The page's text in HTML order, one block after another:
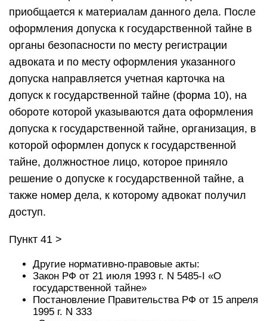
приобщается к материалам данного дела. После
оформления допуска к государственной тайне в
органы безопасности по месту регистрации
адвоката и по месту оформления указанного
допуска направляется учетная карточка на
допуск к государственной тайне (форма 10), на
обороте которой указываются дата оформления
допуска к государственной тайне, организация, в
которой оформлен допуск к государственной
тайне, должностное лицо, которое приняло
решение о допуске к государственной тайне, а
также номер дела, к которому адвокат получил
доступ.
Пункт 41 >
Другие нормативно-правовые акты:
Закон РФ от 21 июля 1993 г. N 5485-I «О
государственной тайне»
Постановление Правительства РФ от 15 апреля
1995 г. N 333